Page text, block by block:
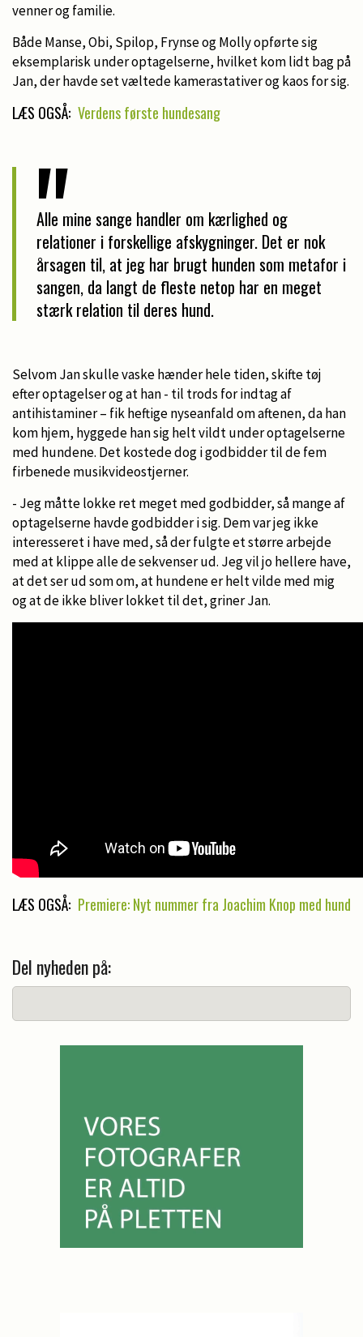
venner og familie.
Både Manse, Obi, Spilop, Frynse og Molly opførte sig
eksemplarisk under optagelserne, hvilket kom lidt bag på
Jan, der havde set væltede kamerastativer og kaos for sig.
LÆS OGSÅ: Verdens første hundesang
Alle mine sange handler om kærlighed og
relationer i forskellige afskygninger. Det er nok
årsagen til, at jeg har brugt hunden som metafor i
sangen, da langt de fleste netop har en meget
stærk relation til deres hund.
Selvom Jan skulle vaske hænder hele tiden, skifte tøj
efter optagelser og at han - til trods for indtag af
antihistaminer – fik heftige nyseanfald om aftenen, da han
kom hjem, hyggede han sig helt vildt under optagelserne
med hundene. Det kostede dog i godbidder til de fem
firbenede musikvideostjerner.
- Jeg måtte lokke ret meget med godbidder, så mange af
optagelserne havde godbidder i sig. Dem var jeg ikke
interesseret i have med, så der fulgte et større arbejde
med at klippe alle de sekvenser ud. Jeg vil jo hellere have,
at det ser ud som om, at hundene er helt vilde med mig
og at de ikke bliver lokket til det, griner Jan.
LÆS OGSÅ: Premiere: Nyt nummer fra Joachim Knop med hund
Del nyheden på: